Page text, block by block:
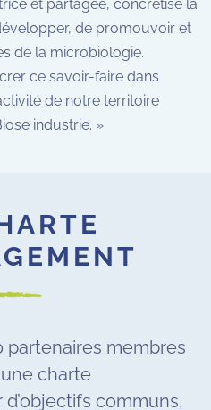
et partagée, concrétise la
de promouvoir et
de la microbiologie.
ce savoir-faire dans
de notre territoire
industrie. »
partenaires membres
charte
communs,